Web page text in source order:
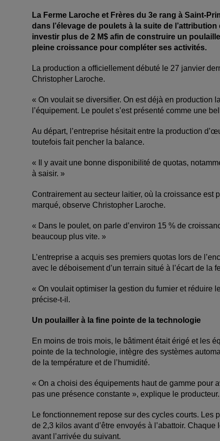
La Ferme Laroche et Frères du 3e rang à Saint-
dans l’élevage de poulets à la suite de
investir plus de 2 M$ afin de construire un
pleine croissance pour compléter ses activités.
La production a officiellement débuté le 27 janvier
Christopher Laroche.
« On voulait se diversifier. On est déjà en production
l’équipement. Le poulet s’est présenté comme une
Au départ, l’entreprise hésitait entre la production
toutefois fait pencher la balance.
« Il y avait une bonne disponibilité de quotas,
à saisir. »
Contrairement au secteur laitier, où la croissance est
marqué, observe Christopher Laroche.
« Dans le poulet, on parle d’environ 15 % de
beaucoup plus vite. »
L’entreprise a acquis ses premiers quotas lors de
avec le déboisement d’un terrain situé à l’écart de la
« On voulait optimiser la gestion du fumier et réduire
précise-t-il.
Un poulailler à la fine pointe de la technologie
En moins de trois mois, le bâtiment était érigé et les
pointe de la technologie, intègre des systèmes
de la température et de l’humidité.
« On a choisi des équipements haut de gamme pour
pas une présence constante », explique le producteur.
Le fonctionnement repose sur des cycles courts.
de 2,3 kilos avant d’être envoyés à l’abattoir.
avant l’arrivée du suivant.